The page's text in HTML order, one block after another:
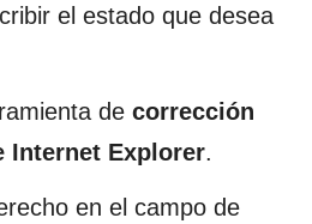
el estado que desea
de corrección
Internet Explorer.
en el campo de